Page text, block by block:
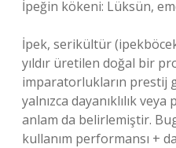
İpeğin kökeni: Lüksün,
İpek, serikültür
yıldır üretilen doğal bir
imparatorlukların prestij
yalnızca dayanıklılık
anlam da belirlemiştir.
kullanım performansı +